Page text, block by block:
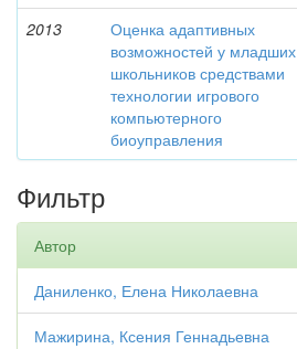
2013
Оценка адаптивных
возможностей у младших
школьников средствами
технологии игрового
компьютерного
биоуправления
Фильтр
Автор
Даниленко, Елена Николаевна
Мажирина, Ксения Геннадьевна